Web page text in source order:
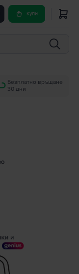
Купи
Безплатно връщане
30 дни